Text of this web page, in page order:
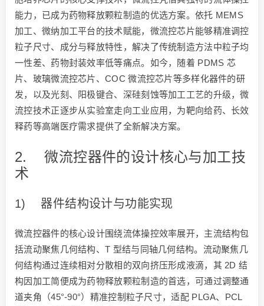
能力，已成为药物释放颗粒制造的优选方案。依托 MEMS
加工、微纳加工平台的技术赋能，微流控芯片能够精准调控
粒子尺寸、成分与释放特性，解决了传统制造方法中粒子均
一性差、药物封装效率低等痛点。如今，随着 PDMS 芯
片、玻璃微流控芯片、COC 微流控芯片等多样化器件的研
发，以及光刻、阳极键合、深硅刻蚀等加工工艺的升级，微
流控技术正逐步从实验室走向工业应用，为靶向给药、长效
释药等高端医疗需求提供了全新解决方案。
2. 微流控器件的设计核心与加工技
术
1) 器件结构设计与功能实现
微流控器件的核心设计围绕流体操控效率展开，主流结构包
括流动聚焦几何结构、T 型结与同轴几何结构。流动聚焦几
何结构通过连续相对分散相的双向挤压形成液滴，其 2D 结
构因加工简便成为药物释放颗粒制造的首选，可通过调整通
道夹角（45°-90°）精准控制粒子尺寸，适配 PLGA、PCL